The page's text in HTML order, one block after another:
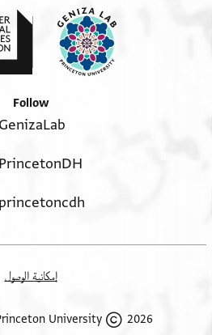
Follow
GenizaLab
PrincetonDH
princetoncdh
إمكانية الوصول
2026 The Trustees of Princeton University